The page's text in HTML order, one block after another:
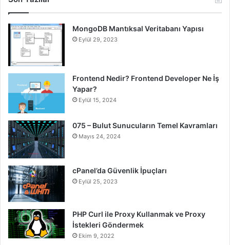
MongoDB Mantıksal Veritabanı Yapısı
Eylül 29, 2023
Frontend Nedir? Frontend Developer Ne İş
Yapar?
Eylül 15, 2024
075 – Bulut Sunucuların Temel Kavramları
Mayıs 24, 2024
cPanel’da Güvenlik İpuçları
Eylül 25, 2023
PHP Curl ile Proxy Kullanmak ve Proxy
İstekleri Göndermek
Ekim 9, 2022